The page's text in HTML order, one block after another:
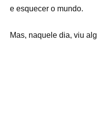
e esquecer o mundo.
Mas, naquele dia, viu